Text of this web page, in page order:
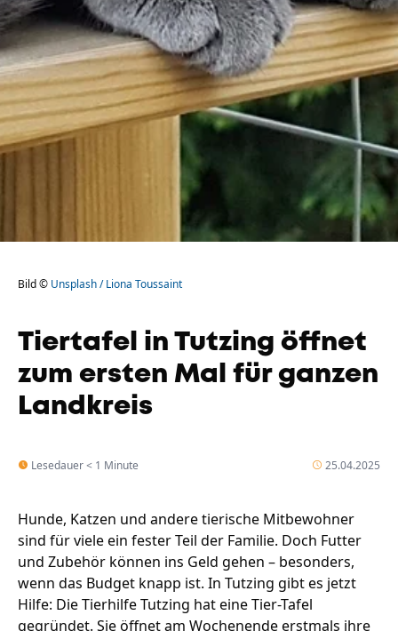
Bild © Unsplash / Liona Toussaint
Tiertafel in Tutzing öffnet
zum ersten Mal für ganzen
Landkreis
Lesedauer < 1 Minute 25.04.2025
Hunde, Katzen und andere tierische Mitbewohner
sind für viele ein fester Teil der Familie. Doch Futter
und Zubehör können ins Geld gehen – besonders,
wenn das Budget knapp ist. In Tutzing gibt es jetzt
Hilfe: Die Tierhilfe Tutzing hat eine Tier-Tafel
gegründet. Sie öffnet am Wochenende erstmals ihre